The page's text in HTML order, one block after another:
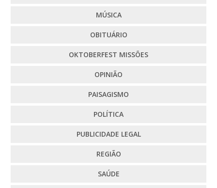
MÚSICA
OBITUÁRIO
OKTOBERFEST MISSÕES
OPINIÃO
PAISAGISMO
POLÍTICA
PUBLICIDADE LEGAL
REGIÃO
SAÚDE